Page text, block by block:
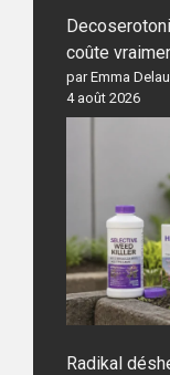
coûte
par Emma
4 août 2026
Radikal